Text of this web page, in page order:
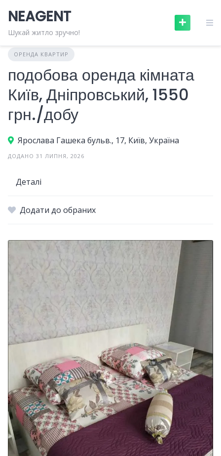
content
NEAGENT
Шукай житло зручно!
ОРЕНДА КВАРТИР
подобова оренда кімната
Київ, Дніпровський, 1550
грн./добу
Ярослава Гашека бульв., 17, Київ, Україна
ДОДАНО 31 ЛИПНЯ, 2026
Деталі
Додати до обраних